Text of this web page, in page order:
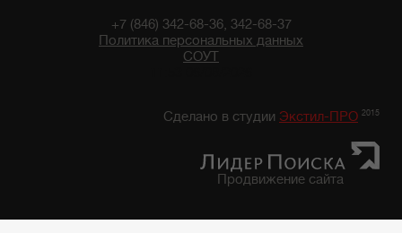
+7 (846) 342-68-36, 342-68-37
Политика персональных данных
СОУТ
Сделано в студии Экстил-ПРО 2015
Продвижение сайта